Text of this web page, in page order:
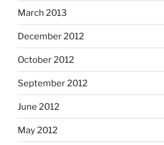
March 2013
December 2012
October 2012
September 2012
June 2012
May 2012